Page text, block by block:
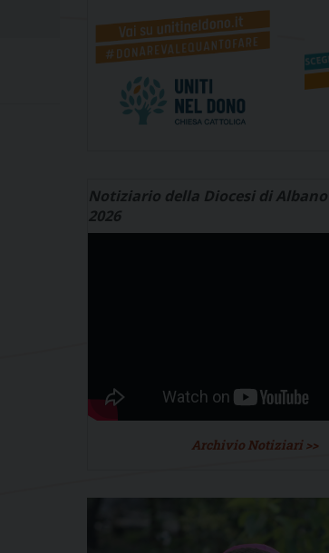
Notiziario della Diocesi di Albano
2026
Archivio Notiziari >>